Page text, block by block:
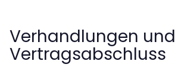
Verhandlungen und
Vertragsabschluss